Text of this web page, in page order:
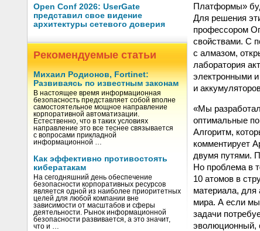
Open Conf 2026: UserGate
представил свое видение
архитектуры сетевого доверия
Рекомендуемые статьи
Михаил Родионов, Fortinet:
Развиваясь по известным законам
В настоящее время информационная
безопасность представляет собой вполне
самостоятельное мощное направление
корпоративной автоматизации.
Естественно, что в таких условиях
направление это все теснее связывается
с вопросами прикладной
информационной …
Как эффективно противостоять
кибератакам
На сегодняшний день обеспечение
безопасности корпоративных ресурсов
является одной из наиболее приоритетных
целей для любой компании вне
зависимости от масштабов и сферы
деятельности. Рынок информационной
безопасности развивается, а это значит,
что и …
Платформы»
Для решения
профессором
свойствами. С
с алмазом,
лаборатория
электронными
и
«Мы
оптимальные
Алгоритм,
комментирует
двумя путями.
Но проблема в
10 атомов в
материала, для
мира. А если мы
задачи
эволюционный,